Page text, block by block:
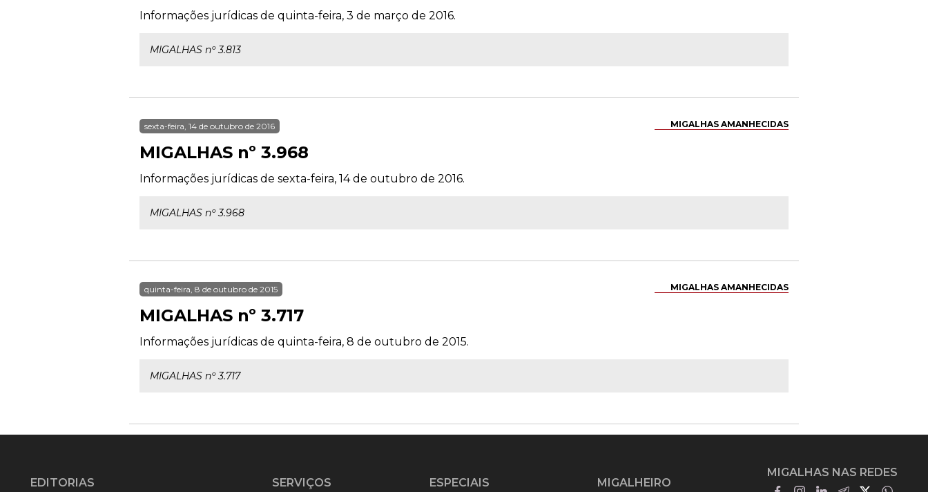
Informações jurídicas de quinta-feira, 3 de março de 2016.
MIGALHAS nº 3.813
MIGALHAS AMANHECIDAS
sexta-feira, 14 de outubro de 2016
MIGALHAS nº 3.968
Informações jurídicas de sexta-feira, 14 de outubro de 2016.
MIGALHAS nº 3.968
MIGALHAS AMANHECIDAS
quinta-feira, 8 de outubro de 2015
MIGALHAS nº 3.717
Informações jurídicas de quinta-feira, 8 de outubro de 2015.
MIGALHAS nº 3.717
EDITORIAS
SERVIÇOS
ESPECIAIS
MIGALHEIRO
MIGALHAS NAS REDES